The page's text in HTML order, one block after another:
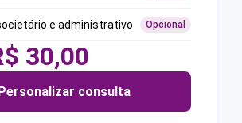
e administrativo Opcional
30,00
consulta